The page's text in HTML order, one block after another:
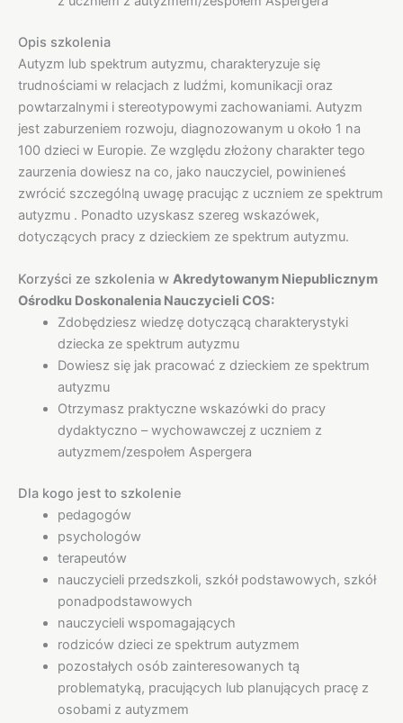
Opis szkolenia
Autyzm lub spektrum autyzmu, charakteryzuje się
trudnościami w relacjach z ludźmi, komunikacji oraz
powtarzalnymi i stereotypowymi zachowaniami. Autyzm
jest zaburzeniem rozwoju, diagnozowanym u około 1 na
100 dzieci w Europie. Ze względu złożony charakter tego
zaurzenia dowiesz na co, jako nauczyciel, powinieneś
zwrócić szczególną uwagę pracując z uczniem ze spektrum
autyzmu . Ponadto uzyskasz szereg wskazówek,
dotyczących pracy z dzieckiem ze spektrum autyzmu.
Korzyści ze szkolenia w Akredytowanym Niepublicznym
Ośrodku Doskonalenia Nauczycieli COS:
Zdobędziesz wiedzę dotyczącą charakterystyki
dziecka ze spektrum autyzmu
Dowiesz się jak pracować z dzieckiem ze spektrum
autyzmu
Otrzymasz praktyczne wskazówki do pracy
dydaktyczno – wychowawczej z uczniem z
autyzmem/zespołem Aspergera
Dla kogo jest to szkolenie
pedagogów
psychologów
terapeutów
nauczycieli przedszkoli, szkół podstawowych, szkół
ponadpodstawowych
nauczycieli wspomagających
rodziców dzieci ze spektrum autyzmem
pozostałych osób zainteresowanych tą
problematyką, pracujących lub planujących pracę z
osobami z autyzmem